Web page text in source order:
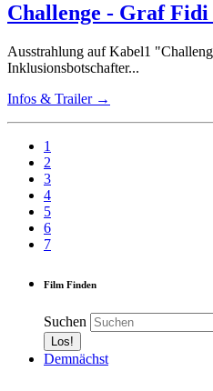
Challenge - Graf
Ausstrahlung auf Kabel1
Inklusionsbotschafter...
Infos & Trailer →
1
2
3
4
5
6
7
Film Finden
Suchen
Demnächst